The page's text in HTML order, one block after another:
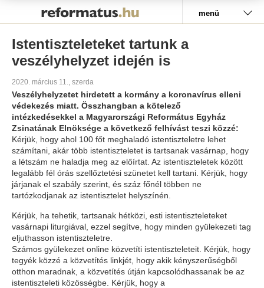
menü
Istentiszteleteket tartunk a
veszélyhelyzet idején is
2020. március 11., szerda
Veszélyhelyzetet hirdetett a kormány a koronavírus elleni
védekezés miatt. Összhangban a kötelező
intézkedésekkel a Magyarországi Református Egyház
Zsinatának Elnöksége a következő felhívást teszi közzé:
Kérjük, hogy ahol 100 főt meghaladó istentiszteletre lehet
számítani, akár több istentiszteletet is tartsanak vasárnap, hogy
a létszám ne haladja meg az előírtat. Az istentiszteletek között
legalább fél órás szellőztetési szünetet kell tartani. Kérjük, hogy
járjanak el szabály szerint, és száz főnél többen ne
tartózkodjanak az istentisztelet helyszínén.
Kérjük, ha tehetik, tartsanak hétközi, esti istentiszteleteket
vasárnapi liturgiával, ezzel segítve, hogy minden gyülekezeti tag
eljuthasson istentiszteletre.
Számos gyülekezet online közvetíti istentiszteleteit. Kérjük, hogy
tegyék közzé a közvetítés linkjét, hogy akik kényszerűségből
otthon maradnak, a közvetítés útján kapcsolódhassanak be az
istentiszteleti közösségbe. Kérjük, hogy a